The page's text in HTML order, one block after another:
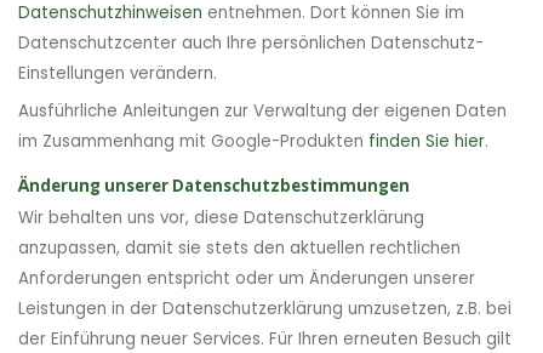
Datenschutzhinweisen entnehmen. Dort können Sie im
Datenschutzcenter auch Ihre persönlichen Datenschutz-
Einstellungen verändern.
Ausführliche Anleitungen zur Verwaltung der eigenen Daten
im Zusammenhang mit Google-Produkten finden Sie hier.
Änderung unserer Datenschutzbestimmungen
Wir behalten uns vor, diese Datenschutzerklärung
anzupassen, damit sie stets den aktuellen rechtlichen
Anforderungen entspricht oder um Änderungen unserer
Leistungen in der Datenschutzerklärung umzusetzen, z.B. bei
der Einführung neuer Services. Für Ihren erneuten Besuch gilt